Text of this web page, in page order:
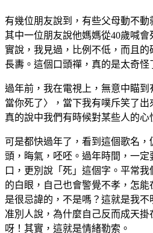
有幾位朋友說到，有些父母動不
其中一位朋友說他媽媽從40歲喊
實說，我見過，比例不低，而且
長夀。這個口頭禪，真的是太奇怪
過年前，我在電視上，無意中瞄
當你死了〉，當下我有噗斥笑了
真的說中我們有時候對某些人的心
可是都快過年了，看到這個歌名
頭，晦氣，呸呸。過年時間，一
口，更別說「死」這個字。平常
的白眼，自己也會警覺不孝，怎
是很忌諱的，不是嗎？這就是我
准別人說，為什麼自己反而成天
呀！其實，這就是情緒勒索。